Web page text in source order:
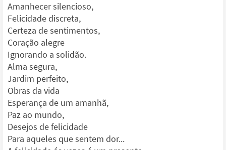
Amanhecer silencioso,
Felicidade discreta,
Certeza de sentimentos,
Coração alegre
Ignorando a solidão.
Alma segura,
Jardim perfeito,
Obras da vida
Esperança de um amanhã,
Paz ao mundo,
Desejos de felicidade
Para aqueles que sentem dor...